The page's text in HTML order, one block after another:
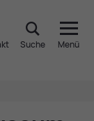
Suche Menü